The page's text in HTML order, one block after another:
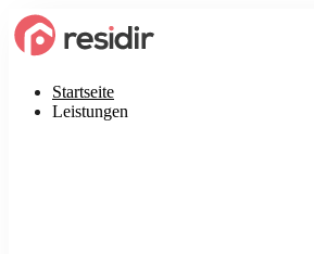
Startseite
Leistungen